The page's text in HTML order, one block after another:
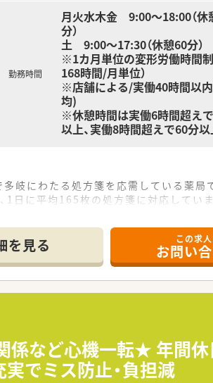
ます。
がございます。
ススメです☆
の他公休日）
年金制度・財形貯蓄制度・リゾートマンシ
イルのため、店舗運営なども学べる環境
管理・教育担当マネージャー、
など、多様なキャリアがあるのも魅力
ォローアップも充実！
ャリストが配置され、気軽に相談するこ
などの認定資格取得も推進しています！
勤務時間
月火水木金 9:00～18:00（休
分）
土 9:00～17:30（休憩60分）
※1カ月単位の変形労働時間制
168時間/月単位）
※店舗による/実働40時間以
均)
※休憩時間は実働6時間超え
以上、実働8時間超えで60分
岐にわたる処方箋を応需している薬局
日に平均165枚の処方箋に対応していま
550万円の範囲で優遇される給与体系
ークライフバランスを大切にできる環
資格に応じた手当が充実している点も
も安心してキャリアを継続できる環境が
安としており、無理なく業務に取り組
身ともにリフレッシュして仕事に臨む
を見る この求
お問い
係など心機一転★ 年間
でミス防止・負担減